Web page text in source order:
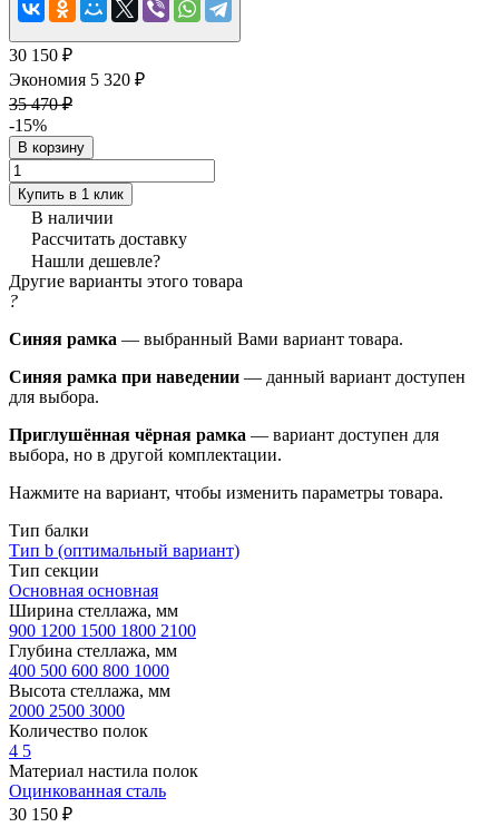
30 150 ₽
Экономия 5 320 ₽
35 470 ₽
-15%
В корзину
Купить в 1 клик
В наличии
Рассчитать доставку
Нашли дешевле?
Другие варианты этого товара
?
Синяя рамка — выбранный Вами вариант товара.
Синяя рамка при наведении — данный вариант доступен
для выбора.
Приглушённая чёрная рамка — вариант доступен для
выбора, но в другой комплектации.
Нажмите на вариант, чтобы изменить параметры товара.
Тип балки
Тип b (оптимальный вариант)
Тип секции
Основная основная
Ширина стеллажа, мм
900 1200 1500 1800 2100
Глубина стеллажа, мм
400 500 600 800 1000
Высота стеллажа, мм
2000 2500 3000
Количество полок
4 5
Материал настила полок
Оцинкованная сталь
30 150 ₽